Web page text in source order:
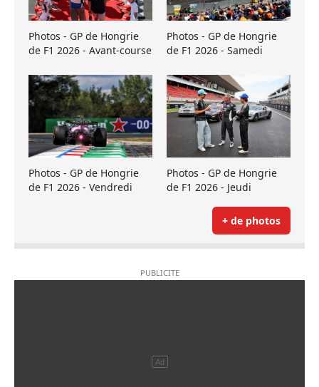
Photos - GP de Hongrie
de F1 2026 - Avant-course
Photos - GP de Hongrie
de F1 2026 - Samedi
Photos - GP de Hongrie
de F1 2026 - Vendredi
Photos - GP de Hongrie
de F1 2026 - Jeudi
+ de photos